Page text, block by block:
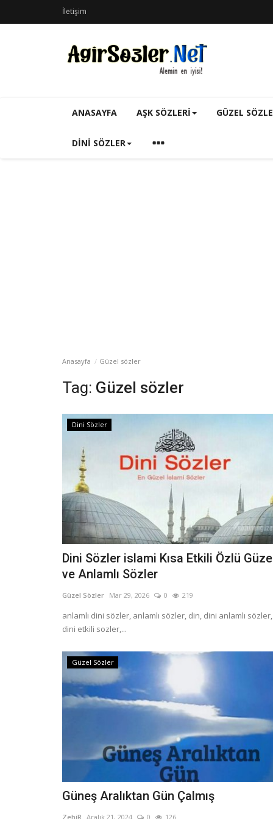
İletişim
ANASAYFA AŞK SÖZLERI GÜZEL
DINI SÖZLER
Anasayfa Güzel sözler
Tag: Güzel sözler
Dini Sözler
Dini Sözler islami Kısa Etkili Özlü
ve Anlamlı Sözler
Güzel Sözler Mar 29, 2026 0 219
anlamlı dini sözler, anlamlı sözler, din, dini anlamlı sözler,
dini etkili sozler,...
Güzel Sözler
Güneş Aralıktan Gün Çalmış
ZehiR Aralık 21, 2024 0 126